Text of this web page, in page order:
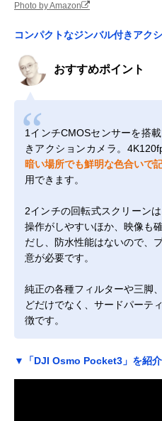
Photo by Amazon
コンパクトなジンバル付きアク
おすすめポイント
1インチCMOSセンサーを搭
きアクションカメラ。
暗い場所でも鮮明な色合いで
用できます。
2インチの回転式スクリーン
操作がしやすいほか、映像も
だし、防水性能はないので、
意が必要です。
純正の各種フィルターや三脚
どだけでなく、サードパーテ
徴です。
▼「DJI Osmo Pocket3」を紹